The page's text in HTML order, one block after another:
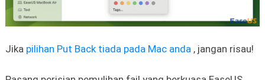
Jika pilihan Put Back tiada pada Mac anda , jangan risau!